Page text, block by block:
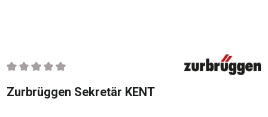
Durchschnittliche Bewertung von 0 von 5 Sternen
Zurbrüggen Sekretär KENT